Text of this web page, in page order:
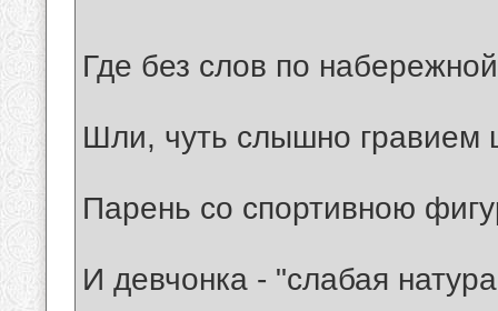
Где без слов по
Шли, чуть слышно гравием
Парень со спортивною
И девчонка - "слабая